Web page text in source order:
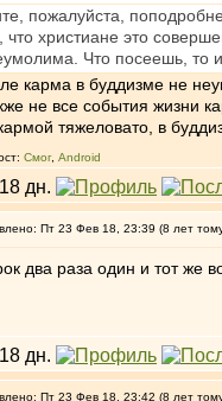
пожалуйста,
что христиане это
Что посеешь, то
карма в буддизме не
не все события жизни
тяжеловато, в
Смог, Android
Пт 23 Фев 18, 23:39 (8 лет
два раза один и тот же
Пт 23 Фев 18, 23:42 (8 лет